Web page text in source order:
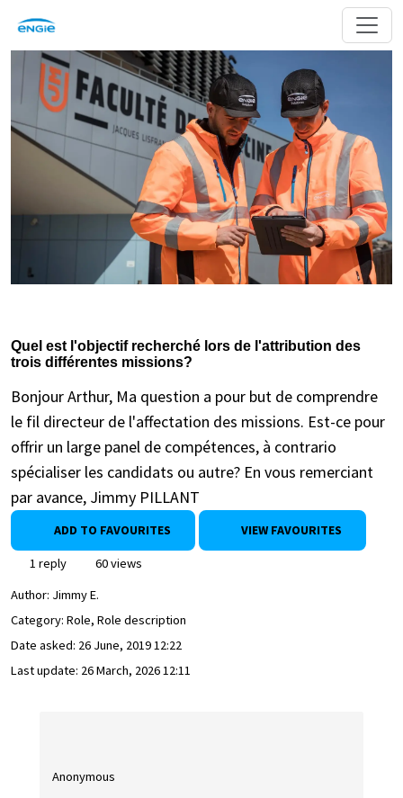
Quel est l'objectif recherché lors de l'attribution des
trois différentes missions?
Bonjour Arthur, Ma question a pour but de comprendre
le fil directeur de l'affectation des missions. Est-ce pour
offrir un large panel de compétences, à contrario
spécialiser les candidats ou autre? En vous remerciant
par avance, Jimmy PILLANT
ADD TO FAVOURITES VIEW FAVOURITES
1 reply
60 views
Author: Jimmy E.
Category: Role, Role description
Date asked: 26 June, 2019 12:22
Last update: 26 March, 2026 12:11
Anonymous